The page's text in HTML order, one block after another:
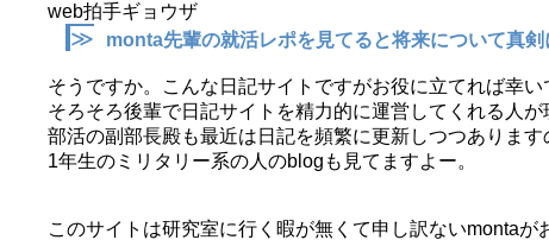
web拍手ギョウザ
≫ monta先輩の就活レポを見てると将来について真剣
そうですか。こんな日記サイトですがお役に立てれば幸い
そろそろ後輩で日記サイトを精力的に運営してくれる人
部活の副部長殿も最近は日記を頻繁に更新しつつありま
1年生のミリタリー系の人のblogも見てますよー。
このサイトは研究室に行く暇が無くて申し訳ないmontaが